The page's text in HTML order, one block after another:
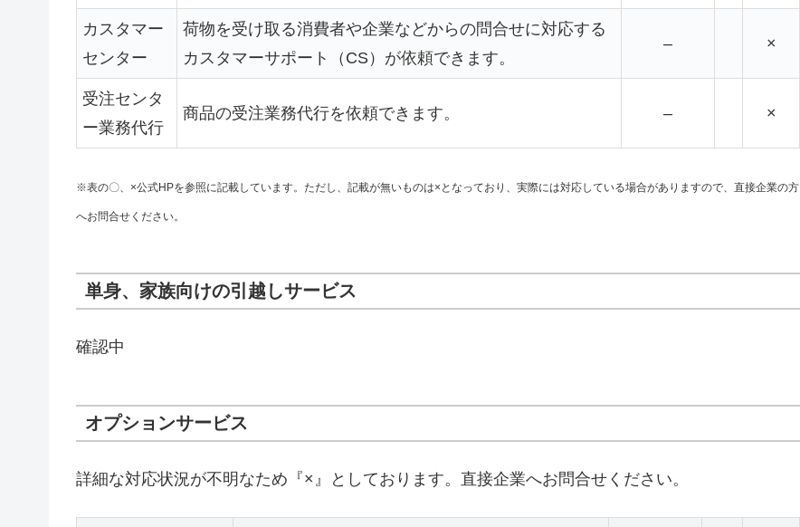
カスタマー
センター
荷物を受け取る消費者や企業などからの問合せに対応する
カスタマーサポート（CS）が依頼できます。
– ×
受注センタ
ー業務代行
商品の受注業務代行を依頼できます。 – ×
※表の〇、×公式HPを参照に記載しています。ただし、記載が無いものは×となっており、実際には対応している場合がありますので、直接企業の方
へお問合せください。
単身、家族向けの引越しサービス
確認中
オプションサービス
詳細な対応状況が不明なため『×』としております。直接企業へお問合せください。